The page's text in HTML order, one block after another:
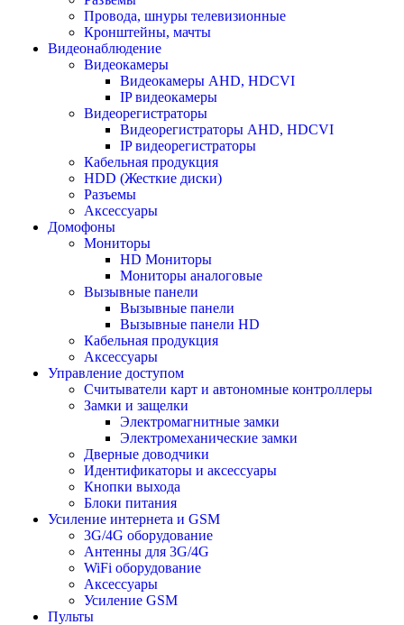
Провода, шнуры телевизионные
Кронштейны, мачты
Видеонаблюдение
Видеокамеры
Видеокамеры AHD, HDCVI
IP видеокамеры
Видеорегистраторы
Видеорегистраторы AHD, HDCVI
IP видеорегистраторы
Кабельная продукция
HDD (Жесткие диски)
Разъемы
Аксессуары
Домофоны
Мониторы
HD Мониторы
Мониторы аналоговые
Вызывные панели
Вызывные панели
Вызывные панели HD
Кабельная продукция
Аксессуары
Управление доступом
Считыватели карт и автономные контроллеры
Замки и защелки
Электромагнитные замки
Электромеханические замки
Дверные доводчики
Идентификаторы и аксессуары
Кнопки выхода
Блоки питания
Усиление интернета и GSM
3G/4G оборудование
Антенны для 3G/4G
WiFi оборудование
Аксессуары
Усиление GSM
Пульты